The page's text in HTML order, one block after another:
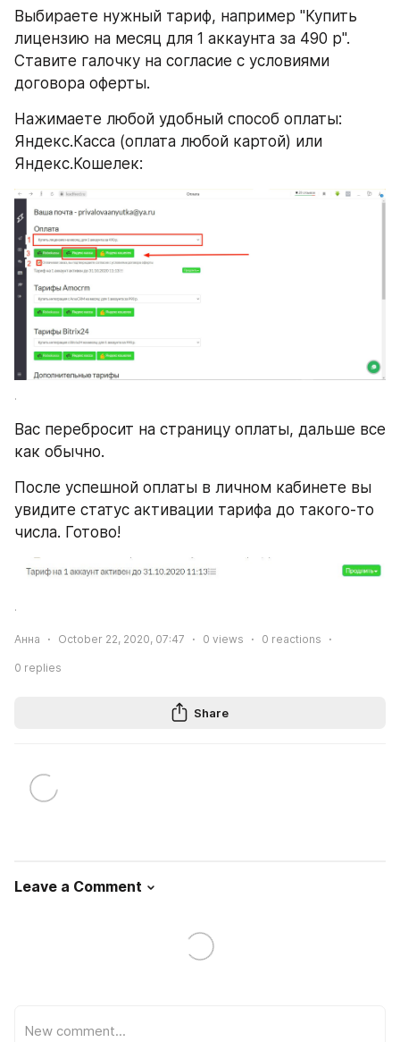
Выбираете нужный тариф, например "Купить
лицензию на месяц для 1 аккаунта за 490 р".
Ставите галочку на согласие с условиями
договора оферты.
Нажимаете любой удобный способ оплаты:
Яндекс.Касса (оплата любой картой) или
Яндекс.Кошелек:
.
Вас перебросит на страницу оплаты, дальше все
как обычно.
После успешной оплаты в личном кабинете вы
увидите статус активации тарифа до такого-то
числа. Готово!
.
Анна October 22, 2020, 07:47 0 views 0 reactions
0 replies
Share
Leave a Comment